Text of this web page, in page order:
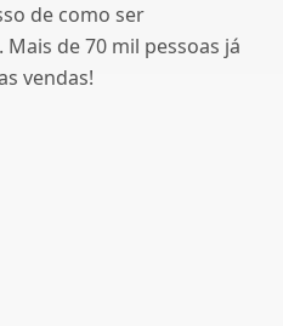
de como ser
de 70 mil pessoas já
vendas!